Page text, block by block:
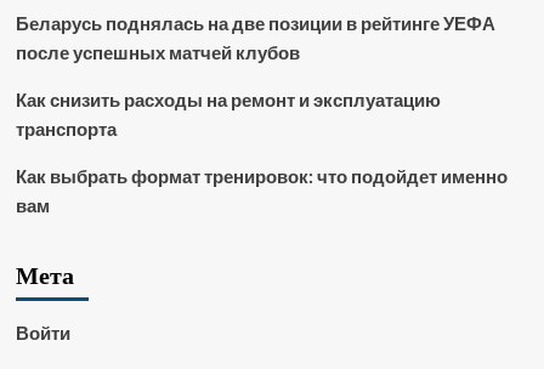
Беларусь поднялась на две позиции в рейтинге УЕФА
после успешных матчей клубов
Как снизить расходы на ремонт и эксплуатацию
транспорта
Как выбрать формат тренировок: что подойдет именно
вам
Мета
Войти